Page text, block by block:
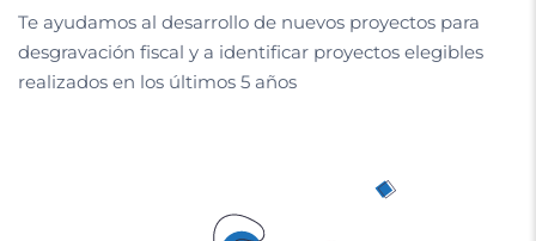
Te ayudamos al desarrollo de nuevos proyectos para
desgravación fiscal y a identificar proyectos elegibles
realizados en los últimos 5 años